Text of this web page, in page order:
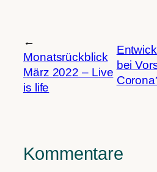
←
Monatsrückblick
März 2022 – Live
is life
bei
Kommentare